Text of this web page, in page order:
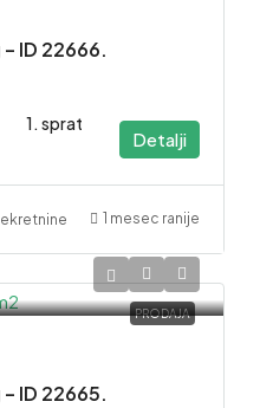
ID 22666.
1. sprat
Detalji
1 mesec ranije
PRODAJA
ID 22665.